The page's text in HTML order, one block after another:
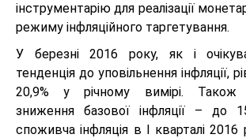
інструментарію для реалізації
режиму інфляційного таргетування.
У березні 2016 року, як і
тенденція до уповільнення інфляції,
20,9% у річному вимірі. Також
зниження базової інфляції – до
споживча інфляція в I кварталі 2016